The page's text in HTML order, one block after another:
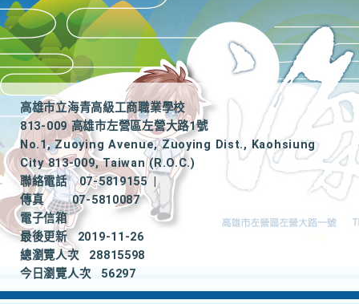
高雄市立海青高級工商職業學校
813-009 高雄市左營區左營大路1號
No.1, Zuoying Avenue, Zuoying Dist., Kaohsiung
City 813-009, Taiwan (R.O.C.)
聯絡電話
07-5819155
|
傳真
07-5810087
電子信箱
最後更新
2019-11-26
總瀏覽人次
28815598
今日瀏覽人次
56297